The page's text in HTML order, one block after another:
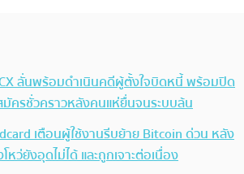
ลั่นพร้อมดำเนินคดีผู้ตั้งใจบิดหนี้ พร้อมปิด
ครชั่วคราวหลังคนแห่ยื่นจนระบบล้น
เตือนผู้ใช้งานรีบย้าย Bitcoin ด่วน หลัง
หว่ยังอุดไม่ได้ และถูกเจาะต่อเนื่อง